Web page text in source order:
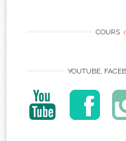
COURS
YOUTUBE,